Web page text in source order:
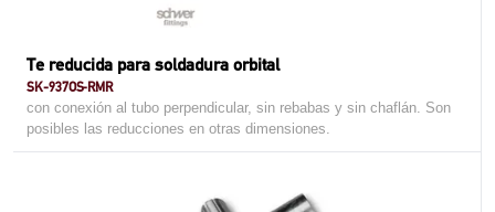
Te reducida para soldadura orbital
SK-937OS-RMR
con conexión al tubo perpendicular, sin rebabas y sin chaflán. Son
posibles las reducciones en otras dimensiones.